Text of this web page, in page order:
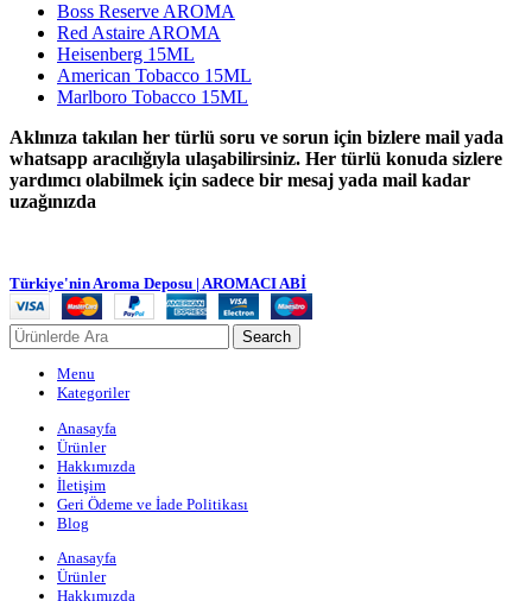
Boss Reserve AROMA
Red Astaire AROMA
Heisenberg 15ML
American Tobacco 15ML
Marlboro Tobacco 15ML
Aklınıza takılan her türlü soru ve sorun için bizlere mail yada
whatsapp aracılığıyla ulaşabilirsiniz. Her türlü konuda sizlere
yardımcı olabilmek için sadece bir mesaj yada mail kadar
uzağınızda
Türkiye'nin Aroma Deposu | AROMACI ABİ
Search
Menu
Kategoriler
Anasayfa
Ürünler
Hakkımızda
İletişim
Geri Ödeme ve İade Politikası
Blog
Anasayfa
Ürünler
Hakkımızda